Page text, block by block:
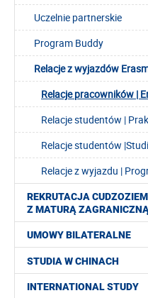
Uczelnie partnerskie
Program Buddy
Relacje z wyjazdów
Relacje pracowników |
Relacje studentów |
Relacje studentów
Relacje z wyjazdu |
REKRUTACJA
Z MATURĄ ZAGRANICZNĄ
UMOWY BILATERALNE
STUDIA W CHINACH
INTERNATIONAL STUDY